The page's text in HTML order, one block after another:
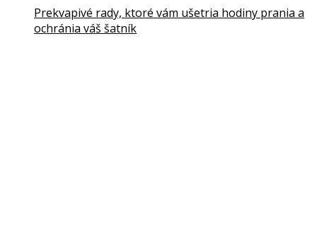
Prekvapivé rady, ktoré vám ušetria hodiny prania a
ochránia váš šatník